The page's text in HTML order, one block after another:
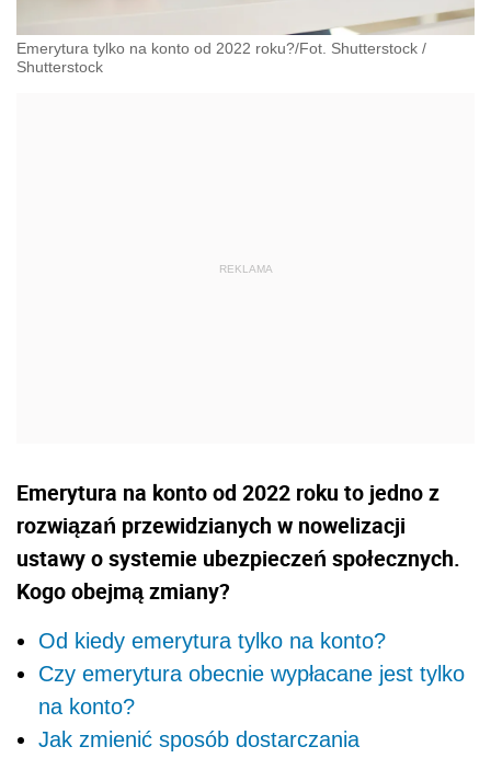
Emerytura tylko na konto od 2022 roku?/Fot. Shutterstock /
Shutterstock
Emerytura na konto od 2022 roku to jedno z
rozwiązań przewidzianych w nowelizacji
ustawy o systemie ubezpieczeń społecznych.
Kogo obejmą zmiany?
Od kiedy emerytura tylko na konto?
Czy emerytura obecnie wypłacane jest tylko
na konto?
Jak zmienić sposób dostarczania